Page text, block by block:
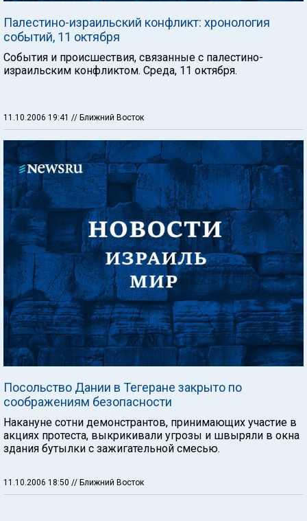
Палестино-израильский конфликт: хронология
событий, 11 октября
События и происшествия, связанные с палестино-
израильским конфликтом. Среда, 11 октября.
11.10.2006 19:41 // Ближний Восток
Посольство Дании в Тегеране закрыто по
соображениям безопасности
Накануне сотни демонстрантов, принимающих участие в
акциях протеста, выкрикивали угрозы и швыряли в окна
здания бутылки с зажигательной смесью.
11.10.2006 18:50 // Ближний Восток